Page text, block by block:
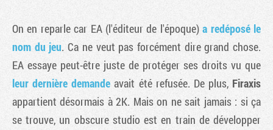
On en reparle car EA (l'éditeur de l'époque)a redéposé le
nom du jeu. Ca ne veut pas forcément dire grand chose.
EA essaye peut-être juste de protéger ses droits vu que
leur dernière demande avait été refusée. De plus, Firaxis
appartient désormais à 2K. Mais on ne sait jamais : si ça
se trouve, un obscure studio est en train de développer